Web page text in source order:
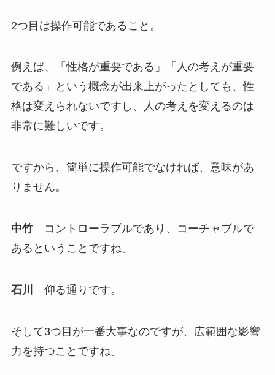
2つ目は操作可能であること。
例えば、「性格が重要である」「人の考えが重要
である」という概念が出来上がったとしても、性
格は変えられないですし、人の考えを変えるのは
非常に難しいです。
ですから、簡単に操作可能でなければ、意味があ
りません。
中竹コントローラブルであり、コーチャブルで
あるということですね。
石川 仰る通りです。
そして3つ目が一番大事なのですが、広範囲な影響
力を持つことですね。